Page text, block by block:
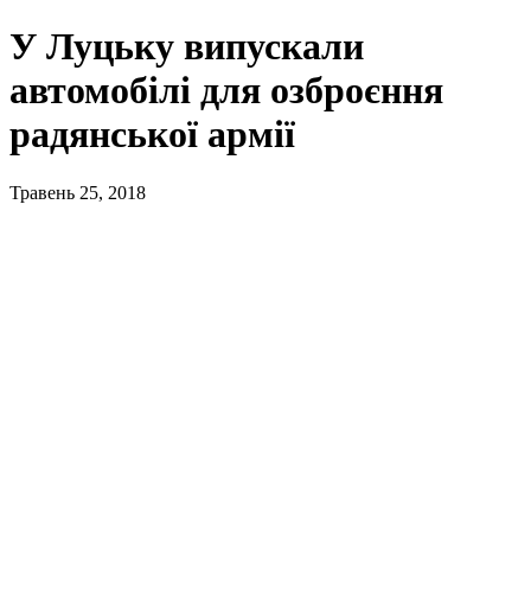
У Луцьку випускали
автомобілі для озброєння
радянської армії
Травень 25, 2018